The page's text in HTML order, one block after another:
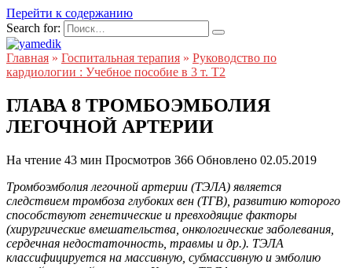
Перейти к содержанию
Search for:
Главная » Госпитальная терапия » Руководство по
кардиологии : Учебное пособие в 3 т. Т2
ГЛАВА 8 ТРОМБОЭМБОЛИЯ
ЛЕГОЧНОЙ АРТЕРИИ
На чтение 43 мин Просмотров 366 Обновлено 02.05.2019
Тромбоэмболия легочной артерии (ТЭЛА) является
следствием тромбоза глубоких вен (ТГВ), развитию которого
способствуют генетические и превходящие факторы
(хирургические вмешательства, онкологические заболевания,
сердечная недостаточность, травмы и др.). ТЭЛА
классифицируется на массивную, субмассивную и эмболию